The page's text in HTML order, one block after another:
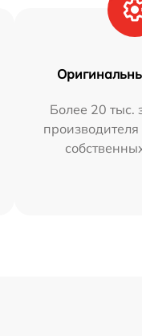
Более 20 тыс.